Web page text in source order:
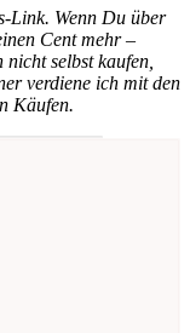
Link. Wenn Du über
Cent mehr –
selbst kaufen,
verdiene ich mit den
Käufen.